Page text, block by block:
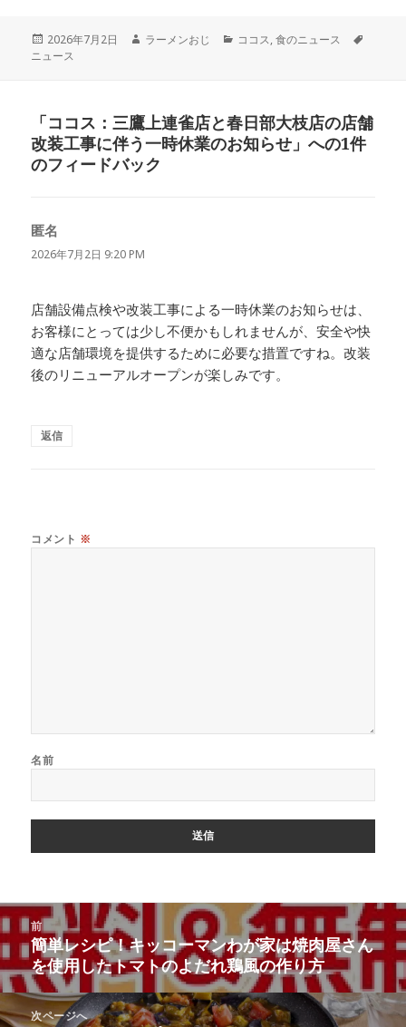
投
稿
2026年7月2日
作
ラーメンおじ
カ
ココス,食のニュース
ニュース
「ココス：三鷹上連雀店と春日部大枝店の店舗
改装工事に伴う一時休業のお知らせ」への1件
のフィードバック
匿名
り:
2026年7月2日 9:20 PM
店舗設備点検や改装工事による一時休業のお知らせは、
お客様にとっては少し不便かもしれませんが、安全や快
適な店舗環境を提供するために必要な措置ですね。改装
後のリニューアルオープンが楽しみです。
返信
コメント ※
名前
投
稿
ナ
ビ
ゲ
ー
前
前
の
投
稿:
簡単レシピ！キッコーマンわが家は焼肉屋さん
を使用したトマトのよだれ鶏風の作り方
次ページへ